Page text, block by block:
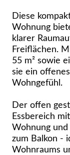
Diese
Wohnung
klarer
Freiflächen.
55 m² sowie
sie ein
Wohngefühl.
Der offen
Essbereich
Wohnung
zum Balkon -
Wohnraums